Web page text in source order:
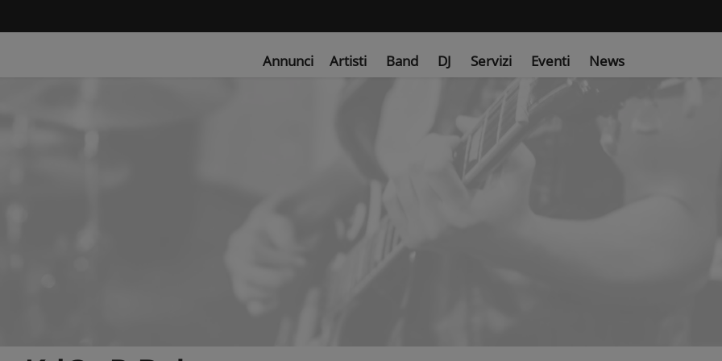
Annunci Artisti Band DJ Servizi Eventi News